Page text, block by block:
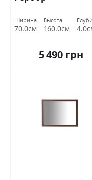
Ширина
70.0см
Высота
160.0см
5 490 грн